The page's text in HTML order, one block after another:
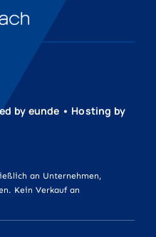
by eunde • Hosting by
an Unternehmen,
Kein Verkauf an